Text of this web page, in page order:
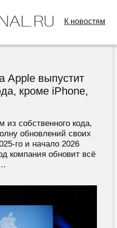
К новостям
Apple выпустит
кроме iPhone,
из собственного кода,
обновлений своих
го и начало 2026
компания обновит всё